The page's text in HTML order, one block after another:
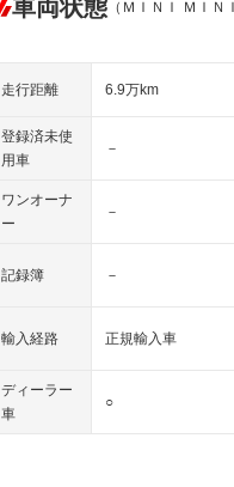
車両状態 （ＭＩＮＩ ＭＩ
走行距離 6.9万km
登録済未使
用車
－
ワンオーナ
ー
－
記録簿 －
輸入経路 正規輸入車
ディーラー
車
○